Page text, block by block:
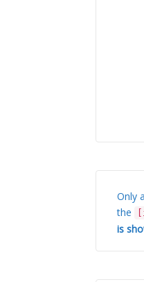
Only
the
is